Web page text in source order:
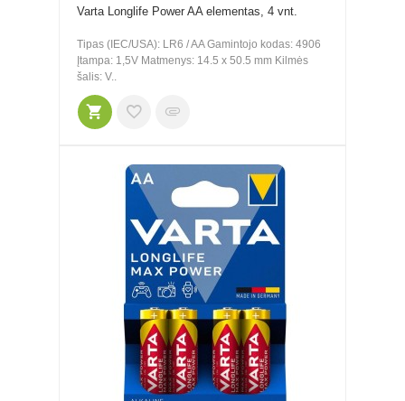
Varta Longlife Power AA elementas, 4 vnt.
Tipas (IEC/USA): LR6 / AA Gamintojo kodas: 4906
Įtampa: 1,5V Matmenys: 14.5 x 50.5 mm Kilmės
šalis: V..